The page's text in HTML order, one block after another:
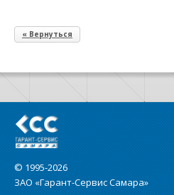
« Вернуться
© 1995-2026
ЗАО «Гарант-Сервис Самара»